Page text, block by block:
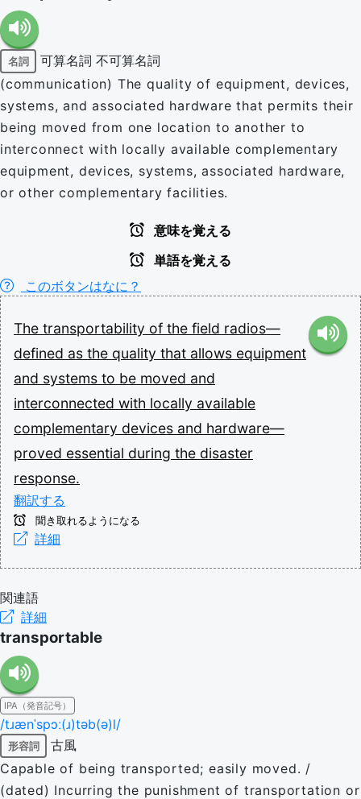
名詞 可算名詞 不可算名詞
(communication) The quality of equipment, devices,
systems, and associated hardware that permits their
being moved from one location to another to
interconnect with locally available complementary
equipment, devices, systems, associated hardware,
or other complementary facilities.
意味を覚える
単語を覚える
このボタンはなに？
The transportability of the field radios—
defined as the quality that allows equipment
and systems to be moved and
interconnected with locally available
complementary devices and hardware—
proved essential during the disaster
response.
翻訳する
聞き取れるようになる
詳細
関連語
詳細
transportable
IPA（発音記号）
/tɹænˈspɔː(ɹ)təb(ə)l/
形容詞
古風
Capable of being transported; easily moved. /
(dated) Incurring the punishment of transportation or